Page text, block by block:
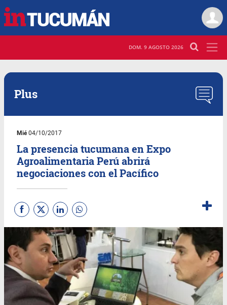
DOM. 9 AGOSTO 2026
Plus
Mié04/10/2017
La presencia tucumana en Expo
Agroalimentaria Perú abrirá
negociaciones con el Pacífico